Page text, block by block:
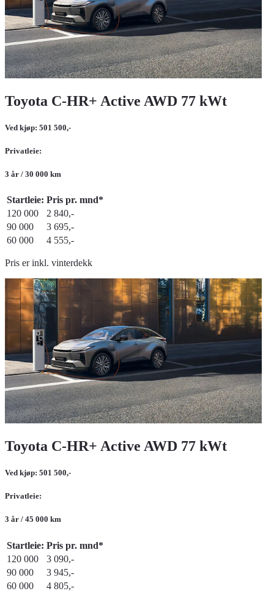
Toyota C-HR+ Active AWD 77 kWt
Ved kjøp: 501 500,-
Privatleie:
3 år / 30 000 km
Startleie: Pris pr. mnd*
120 000
2 840,-
90 000
3 695,-
60 000
4 555,-
Pris er inkl. vinterdekk
Toyota C-HR+ Active AWD 77 kWt
Ved kjøp: 501 500,-
Privatleie:
3 år / 45 000 km
Startleie: Pris pr. mnd*
120 000
3 090,-
90 000
3 945,-
60 000
4 805,-